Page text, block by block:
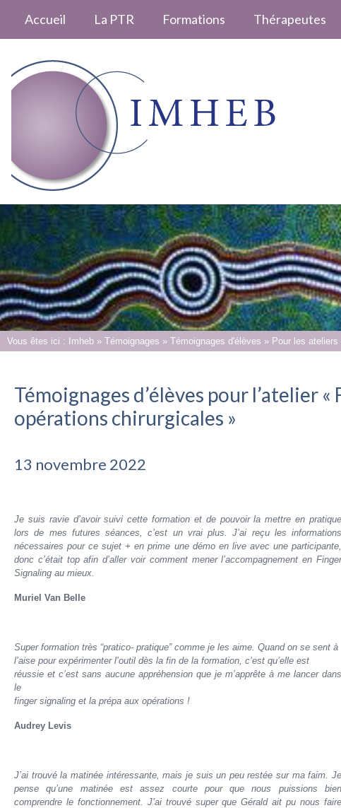
Accueil La PTR Formations Thérapeutes
Vous êtes ici : Imheb » Témoignages » Témoignages d'élèves » Pour les ateliers
Témoignages d’élèves pour l’atelier
opérations chirurgicales »
13 novembre 2022
Je suis ravie d’avoir suivi cette formation et de pouvoir la mettre en pratique
lors de mes futures séances, c’est un vrai plus. J’ai reçu les informations
nécessaires pour ce sujet + en prime une démo en live avec une participante,
donc c’était top afin d’aller voir comment mener l’accompagnement en Finger
Signaling au mieux.
Muriel Van Belle
Super formation très “pratico- pratique” comme je les aime. Quand on se sent à
l’aise pour expérimenter l’outil dès la fin de la formation, c’est qu’elle est
réussie et c’est sans aucune appréhension que je m’apprête à me lancer dans
le
finger signaling et la prépa aux opérations !
Audrey Levis
J’ai trouvé la matinée intéressante, mais je suis un peu restée sur ma faim. Je
pense qu’une matinée est assez courte pour que nous puissions bien
comprendre le fonctionnement. J’ai trouvé super que Gérald ait pu nous faire